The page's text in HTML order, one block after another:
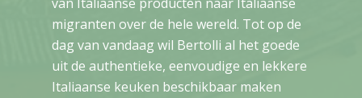
migranten over de hele wereld. Tot op de
dag van vandaag wil Bertolli al het goede
uit de authentieke, eenvoudige en lekkere
Italiaanse keuken beschikbaar maken